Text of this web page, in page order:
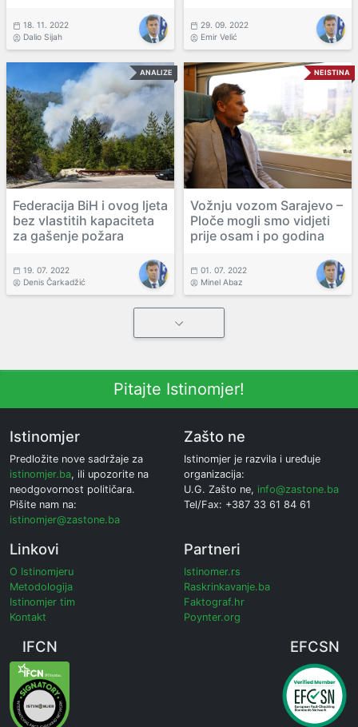
18. 11. 2022
Dalio Sijah
29. 09. 2022
Emir Velić
ANALIZE
Federacija BiH i ovog ljeta
bez vlastitih kapaciteta
za gašenje požara
19. 07. 2022
Denis Čarkadžić
NEISTINA
Vožnju vozom Sarajevo –
Ploče mogli smo vidjeti
prije osam i po godina
01. 07. 2022
Minel Abaz
Pitajte Istinomjer!
Istinomjer
Predložite nove sadržaje za
istinomjer.ba, ili upozorite na
neodgovornost političara.
Pišite nam na:
istinomjer@zastone.ba
Zašto ne
Istinomjer je razvila i uređuje
organizacija:
U.G. Zašto ne, info@zastone.ba
Tel/Fax: +387 33 61 84 61
Linkovi
O Istinomjeru
Metodologija
Istinomjer tim
Kontakt
Partneri
Istinomer.rs
Raskrinkavanje.ba
Faktograf.hr
Poynter.org
IFCN EFCSN